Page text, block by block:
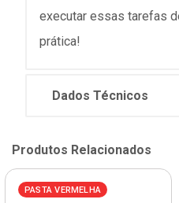
executar essas tarefas
prática!
Dados Técnicos
Produtos Relacionados
PASTA VERMELHA